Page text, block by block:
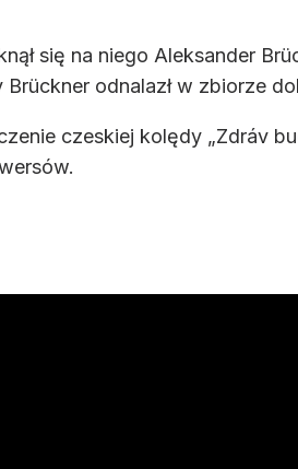
się na niego Aleksander
odnalazł w zbiorze
czeskiej kolędy „Zdráv